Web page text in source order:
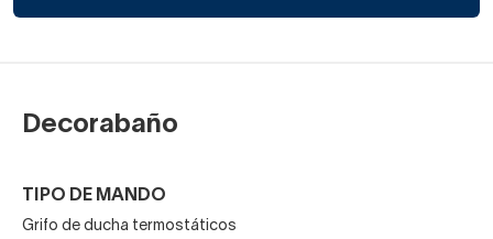
serigrafiado estilo loft. ¡Ya verás qué ducha más bonita!
Lasmamparas de ducha
negro mateson contemporáneas y atractivas. Han
Decorabaño
TIPO DE MANDO
Grifo de ducha termostáticos